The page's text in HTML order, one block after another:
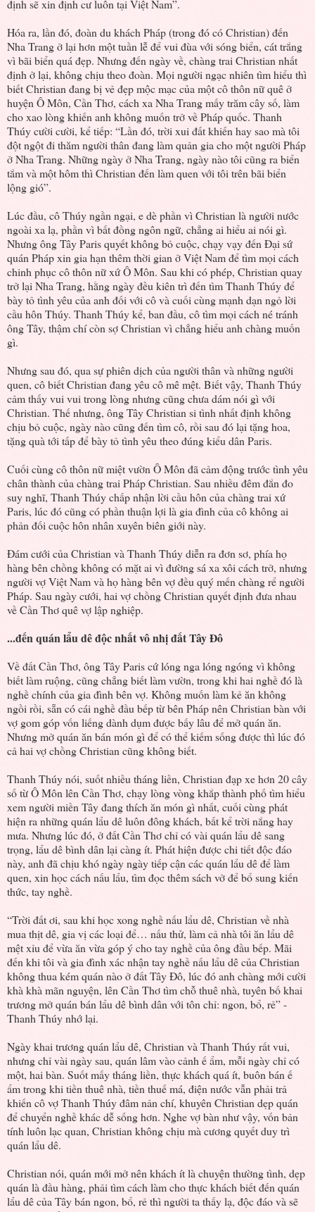
định sẽ xin định cư luôn tại Việt Nam”.
Hóa ra, lần đó, đoàn du khách Pháp (trong đó có Christian) đến
Nha Trang ở lại hơn một tuần lễ để vui đùa với sóng biển, cát trắng
vì bãi biển quá đẹp. Nhưng đến ngày về, chàng trai Christian nhất
định ở lại, không chịu theo đoàn. Mọi người ngạc nhiên tìm hiểu thì
biết Christian đang bị vẻ đẹp mộc mạc của một cô thôn nữ quê ở
huyện Ô Môn, Cần Thơ, cách xa Nha Trang mấy trăm cây số, làm
cho xao lòng khiến anh không muốn trở về Pháp quốc. Thanh
Thúy cười cười, kể tiếp: “Lần đó, trời xui đất khiến hay sao mà tôi
đột ngột đi thăm người thân đang làm quản gia cho một người Pháp
ở Nha Trang. Những ngày ở Nha Trang, ngày nào tôi cũng ra biển
tắm và một hôm thì Christian đến làm quen với tôi trên bãi biển
lộng gió”.
Lúc đầu, cô Thúy ngần ngại, e dè phần vì Christian là người nước
ngoài xa lạ, phần vì bất đồng ngôn ngữ, chẳng ai hiểu ai nói gì.
Nhưng ông Tây Paris quyết không bỏ cuộc, chạy vạy đến Đại sứ
quán Pháp xin gia hạn thêm thời gian ở Việt Nam để tìm mọi cách
chinh phục cô thôn nữ xứ Ô Môn. Sau khi có phép, Christian quay
trở lại Nha Trang, hằng ngày đều kiên trì đến tìm Thanh Thúy để
bày tỏ tình yêu của anh đối với cô và cuối cùng mạnh dạn ngỏ lời
cầu hôn Thúy. Thanh Thúy kể, ban đầu, cô tìm mọi cách né tránh
ông Tây, thậm chí còn sợ Christian vì chẳng hiểu anh chàng muốn
gì.
Nhưng sau đó, qua sự phiên dịch của người thân và những người
quen, cô biết Christian đang yêu cô mê mệt. Biết vậy, Thanh Thúy
cảm thấy vui vui trong lòng nhưng cũng chưa dám nói gì với
Christian. Thế nhưng, ông Tây Christian si tình nhất định không
chịu bỏ cuộc, ngày nào cũng đến tìm cô, rồi sau đó lại tặng hoa,
tặng quà tới tấp để bày tỏ tình yêu theo đúng kiểu dân Paris.
Cuối cùng cô thôn nữ miệt vườn Ô Môn đã cảm động trước tình yêu
chân thành của chàng trai Pháp Christian. Sau nhiều đêm đắn đo
suy nghĩ, Thanh Thúy chấp nhận lời cầu hôn của chàng trai xứ
Paris, lúc đó cũng có phần thuận lợi là gia đình của cô không ai
phản đối cuộc hôn nhân xuyên biên giới này.
Đám cưới của Christian và Thanh Thúy diễn ra đơn sơ, phía họ
hàng bên chồng không có mặt ai vì đường sá xa xôi cách trở, nhưng
người vợ Việt Nam và họ hàng bên vợ đều quý mến chàng rể người
Pháp. Sau ngày cưới, hai vợ chồng Christian quyết định đưa nhau
về Cần Thơ quê vợ lập nghiệp.
...đến quán lẩu dê độc nhất vô nhị đất Tây Đô
Về đất Cần Thơ, ông Tây Paris cứ lóng nga lóng ngóng vì không
biết làm ruộng, cũng chẳng biết làm vườn, trong khi hai nghề đó là
nghề chính của gia đình bên vợ. Không muốn làm kẻ ăn không
ngồi rồi, sẵn có cái nghề đầu bếp từ bên Pháp nên Christian bàn với
vợ gom góp vốn liếng dành dụm được bấy lâu để mở quán ăn.
Nhưng mở quán ăn bán món gì để có thể kiếm sống được thì lúc đó
cả hai vợ chồng Christian cũng không biết.
Thanh Thúy nói, suốt nhiều tháng liền, Christian đạp xe hơn 20 cây
số từ Ô Môn lên Cần Thơ, chạy lòng vòng khắp thành phố tìm hiểu
xem người miền Tây đang thích ăn món gì nhất, cuối cùng phát
hiện ra những quán lẩu dê luôn đông khách, bất kể trời nắng hay
mưa. Nhưng lúc đó, ở đất Cần Thơ chỉ có vài quán lẩu dê sang
trọng, lẩu dê bình dân lại càng ít. Phát hiện được chi tiết độc đáo
này, anh đã chịu khó ngày ngày tiếp cận các quán lẩu dê để làm
quen, xin học cách nấu lẩu, tìm đọc thêm sách vở để bổ sung kiến
thức, tay nghề.
“Trời đất ơi, sau khi học xong nghề nấu lẩu dê, Christian về nhà
mua thịt dê, gia vị các loại để… nấu thử, làm cả nhà tôi ăn lẩu dê
mệt xỉu để vừa ăn vừa góp ý cho tay nghề của ông đầu bếp. Mãi
đến khi tôi và gia đình xác nhận tay nghề nấu lẩu dê của Christian
không thua kém quán nào ở đất Tây Đô, lúc đó anh chàng mới cười
khà khà mãn nguyện, lên Cần Thơ tìm chỗ thuê nhà, tuyên bố khai
trương mở quán bán lẩu dê bình dân với tôn chỉ: ngon, bổ, rẻ” -
Thanh Thúy nhớ lại.
Ngày khai trương quán lẩu dê, Christian và Thanh Thúy rất vui,
nhưng chỉ vài ngày sau, quán lâm vào cảnh ế ẩm, mỗi ngày chỉ có
một, hai bàn. Suốt mấy tháng liền, thực khách quá ít, buôn bán ế
ẩm trong khi tiền thuê nhà, tiền thuế má, điện nước vẫn phải trả
khiến cô vợ Thanh Thúy đâm nản chí, khuyên Christian dẹp quán
để chuyển nghề khác dễ sống hơn. Nghe vợ bàn như vậy, vốn bản
tính luôn lạc quan, Christian không chịu mà cương quyết duy trì
quán lẩu dê.
Christian nói, quán mới mở nên khách ít là chuyện thường tình, dẹp
quán là đầu hàng, phải tìm cách làm cho thực khách biết đến quán
lẩu dê của Tây bán ngon, bổ, rẻ thì người ta thấy lạ, độc đáo và sẽ